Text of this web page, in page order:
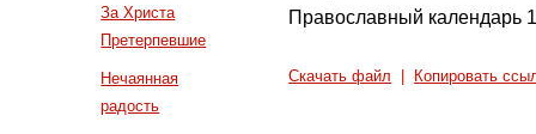
За Христа
Претерпевшие
Нечаянная
радость
Православный календарь
Скачать файл Копировать